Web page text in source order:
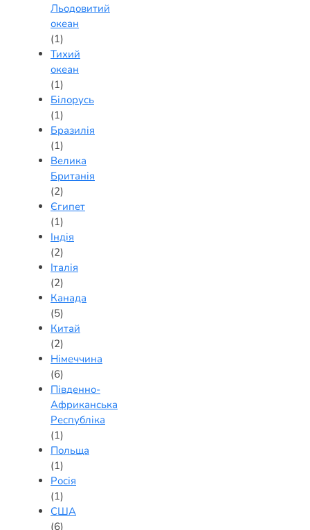
Льодовитий
океан
(1)
Тихий
океан
(1)
Білорусь
(1)
Бразилія
(1)
Велика
Британія
(2)
Єгипет
(1)
Індія
(2)
Італія
(2)
Канада
(5)
Китай
(2)
Німеччина
(6)
Південно-
Африканська
Республіка
(1)
Польща
(1)
Росія
(1)
США
(6)